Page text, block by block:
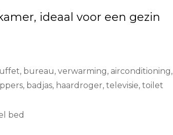
ideaal voor een gezin
bureau, verwarming, airconditioning,
badjas, haardroger, televisie, toilet
bed